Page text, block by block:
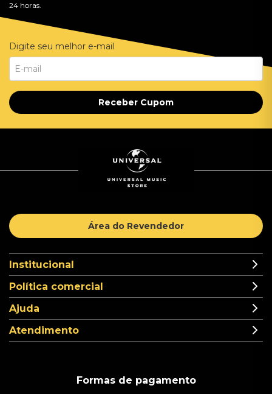
24 horas.
Digite seu melhor e-mail
Receber Cupom
Área do Revendedor
Institucional
Política comercial
Ajuda
Atendimento
Formas de pagamento